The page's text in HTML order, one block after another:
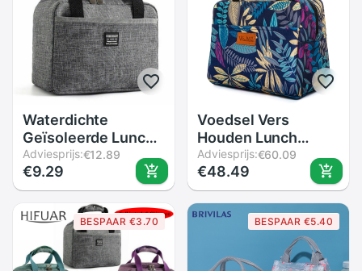
Waterdichte
Geïsoleerde Lunch
Zakken Oxford
Reizen Noodzakelijk
Picknick Pouch
Unisex Thermische
Diner Doos Voedsel
Case Accessoires
Gear
Adviesprijs:€12.89
€9.29
Voedsel Vers
Houden Lunch
Koeltas Thermische
Geïsoleerde
Waterdichte Reizen
Picknick Lunch
Zakken Kantoor
Vrouwen Bento Box
Tas Bekal
Adviesprijs:€60.09
€48.49
BESPAAR €3.70 BESPAAR €5.40